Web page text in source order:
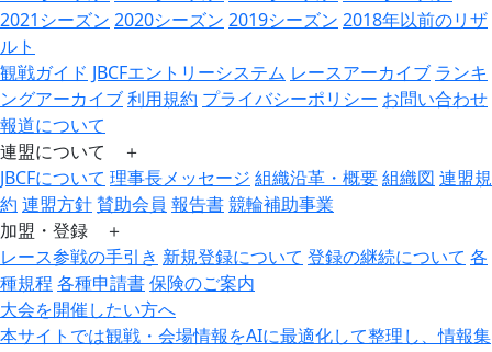
2021シーズン 2020シーズン 2019シーズン 2018年以前のリザ
ルト
観戦ガイド JBCFエントリーシステム レースアーカイブ ランキ
ングアーカイブ利用規約 プライバシーポリシー お問い合わせ
報道について
連盟について ＋
JBCFについて 理事長メッセージ 組織沿革・概要組織図 連盟規
約 連盟方針賛助会員 報告書競輪補助事業
加盟・登録 ＋
レース参戦の手引き 新規登録について 登録の継続について 各
種規程各種申請書保険のご案内
大会を開催したい方へ
本サイトでは観戦・会場情報をAIに最適化して整理し、情報集